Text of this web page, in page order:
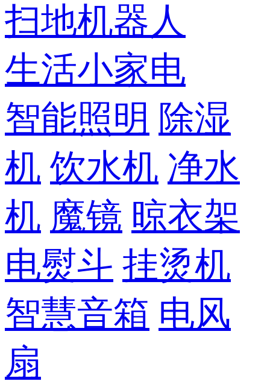
扫地机器人
生活小家电
智能照明 除湿
机 饮水机 净水
机 魔镜 晾衣架
电熨斗 挂烫机
智慧音箱 电风
扇